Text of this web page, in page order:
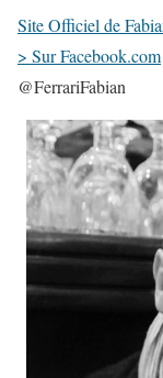
Site Officiel de
> Sur Facebook.com
@FerrariFabian